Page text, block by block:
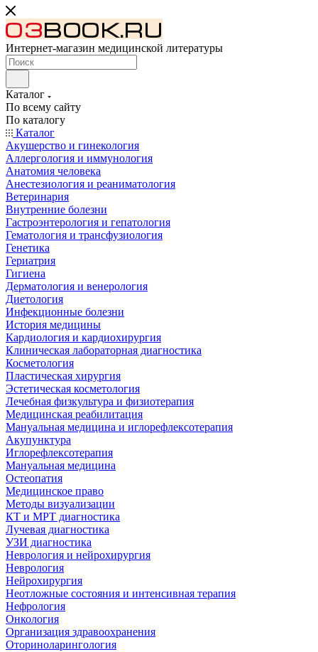
Интернет-магазин медицинской литературы
Каталог
По всему сайту
По каталогу
Каталог
Акушерство и гинекология
Аллергология и иммунология
Анатомия человека
Анестезиология и реаниматология
Ветеринария
Внутренние болезни
Гастроэнтерология и гепатология
Гематология и трансфузиология
Генетика
Гериатрия
Гигиена
Дерматология и венерология
Диетология
Инфекционные болезни
История медицины
Кардиология и кардиохирургия
Клиническая лабораторная диагностика
Косметология
Пластическая хирургия
Эстетическая косметология
Лечебная физкультура и физиотерапия
Медицинская реабилитация
Мануальная медицина и иглорефлексотерапия
Акупунктура
Иглорефлексотерапия
Мануальная медицина
Остеопатия
Медицинское право
Методы визуализации
КТ и МРТ диагностика
Лучевая диагностика
УЗИ диагностика
Неврология и нейрохирургия
Неврология
Нейрохирургия
Неотложные состояния и интенсивная терапия
Нефрология
Онкология
Организация здравоохранения
Оториноларингология